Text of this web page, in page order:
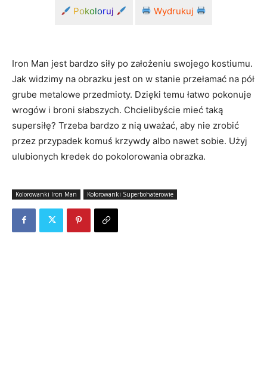
Pokoloruj Wydrukuj
Iron Man jest bardzo siły po założeniu swojego kostiumu.
Jak widzimy na obrazku jest on w stanie przełamać na pół
grube metalowe przedmioty. Dzięki temu łatwo pokonuje
wrogów i broni słabszych. Chcielibyście mieć taką
supersiłę? Trzeba bardzo z nią uważać, aby nie zrobić
przez przypadek komuś krzywdy albo nawet sobie. Użyj
ulubionych kredek do pokolorowania obrazka.
Kolorowanki Iron Man Kolorowanki Superbohaterowie